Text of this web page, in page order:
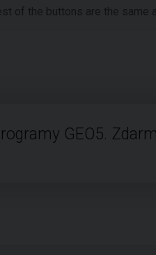
of the buttons are the same
GEO5.